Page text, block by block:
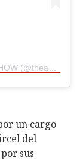
A post shared by THE ADAM FRIEDLAND SHOW (@theadamfriedlandshow)
un cargo
del
sus